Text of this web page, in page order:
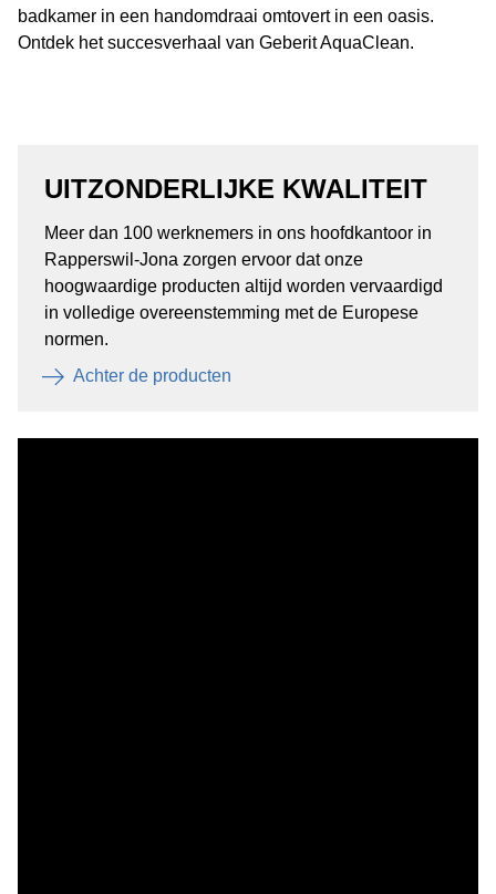
badkamer in een handomdraai omtovert in een oasis.
Ontdek het succesverhaal van Geberit AquaClean.
UITZONDERLIJKE KWALITEIT
Meer dan 100 werknemers in ons hoofdkantoor in
Rapperswil-Jona zorgen ervoor dat onze
hoogwaardige producten altijd worden vervaardigd
in volledige overeenstemming met de Europese
normen.
Achter de producten